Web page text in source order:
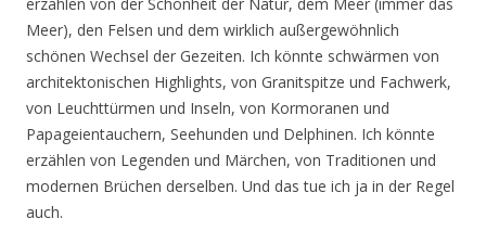
Meer), den Felsen und dem wirklich außergewöhnlich
schönen Wechsel der Gezeiten. Ich könnte schwärmen von
architektonischen Highlights, von Granitspitze und Fachwerk,
von Leuchttürmen und Inseln, von Kormoranen und
Papageientauchern, Seehunden und Delphinen. Ich könnte
erzählen von Legenden und Märchen, von Traditionen und
modernen Brüchen derselben. Und das tue ich ja in der Regel
auch.